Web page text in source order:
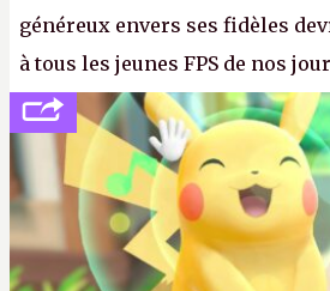
généreux envers ses fidèles
à tous les jeunes FPS de nos
politesse et le respect envers
anciens. Il leur faudrait une
consoles à ces petits cons !